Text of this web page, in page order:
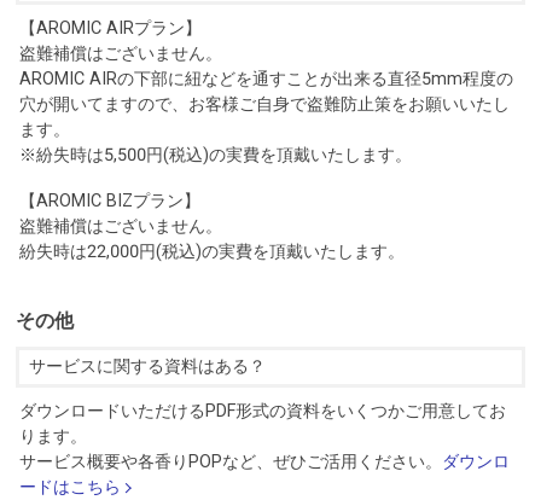
【AROMIC AIRプラン】
盗難補償はございません。
AROMIC AIRの下部に紐などを通すことが出来る直径5mm程度の
穴が開いてますので、お客様ご自身で盗難防止策をお願いいたし
ます。
※紛失時は5,500円(税込)の実費を頂戴いたします。
【AROMIC BIZプラン】
盗難補償はございません。
紛失時は22,000円(税込)の実費を頂戴いたします。
その他
サービスに関する資料はある？
ダウンロードいただけるPDF形式の資料をいくつかご用意してお
ります。
サービス概要や各香りPOPなど、ぜひご活用ください。 ダウンロ
ードはこちら